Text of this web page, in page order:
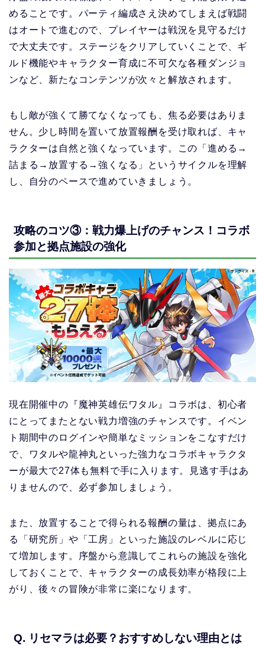
めることです。パーティ編成さえ決めてしまえば戦闘
はオートで進むので、プレイヤーは戦況を見守るだけ
で大丈夫です。ステージをクリアしていくことで、ギ
ルド機能やキャラクター育成に不可欠な各種ダンジョ
ンなど、新たなコンテンツが次々と解放されます。
もし敵が強くて勝てなくなっても、焦る必要はありま
せん。少し時間を置いて放置報酬を受け取れば、キャ
ラクターは自然と強くなっています。この「進める→
詰まる→放置する→強くなる」というサイクルを理解
し、自分のペースで進めていきましょう。
攻略のコツ③：戦力爆上げのチャンス！コラボ
参加と拠点施設の強化
現在開催中の『魔神英雄伝ワタル』コラボは、初心者
にとってまたとない戦力増強のチャンスです。イベン
ト期間中のログインや簡単なミッションをこなすだけ
で、ワタルや龍神丸といった強力なコラボキャラクタ
ーが最大で27体も無料で手に入ります。見逃す手はあ
りませんので、必ず参加しましょう。
また、放置することで得られる報酬の量は、拠点にあ
る「研究所」や「工房」といった施設のレベルに応じ
て増加します。序盤から意識してこれらの施設を強化
しておくことで、キャラクターの成長効率が格段に上
がり、後々の冒険が非常に楽になります。
Q. リセマラは必要？おすすめしない理由とは